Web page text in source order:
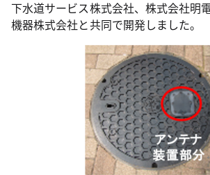
下水道サービス株式会社、株式会社明
機器株式会社と共同で開発しました。